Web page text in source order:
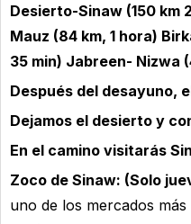
Desierto-Sinaw (150 km
Mauz (84 km, 1 hora)
35 min) Jabreen- Nizwa
Después del desayuno,
Dejamos el desierto y
En el camino visitarás
Zoco de Sinaw: (Solo
uno de los mercados